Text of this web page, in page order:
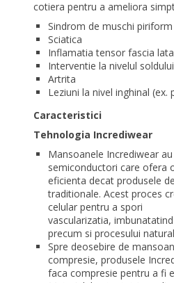
cotiera pentru a ameliora
Sindrom de muschi piriform
Sciatica
Inflamatia tensor fascia lata
Interventie la nivelul
Artrita
Leziuni la nivel inghinal (ex.
Caracteristici
Tehnologia Incrediwear
Mansoanele Incrediwear
semiconductori care ofera
eficienta decat produsele
traditionale. Acest proces
celular pentru a spori
vascularizatia,
precum si procesului
Spre deosebire de
compresie, produsele
faca compresie pentru a fi